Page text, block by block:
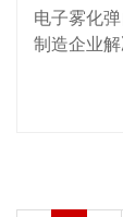
电子雾化
制造企业
以帮助电